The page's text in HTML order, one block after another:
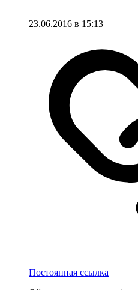
23.06.2016 в 15:13
Постоянная ссылка